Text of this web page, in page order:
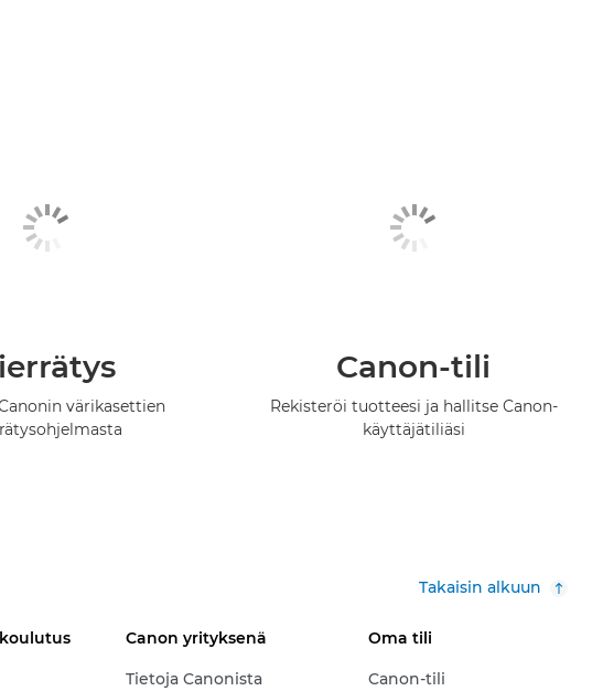
värikasettien
Canon-tili
Rekisteröi tuotteesi ja hallitse Canon-
käyttäjätiliäsi
Takaisin alkuun
Canon yrityksenä
Tietoja Canonista
Oma tili
Canon-tili